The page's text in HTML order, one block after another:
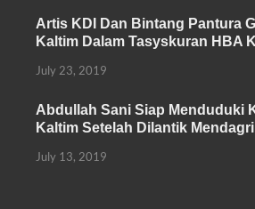
Artis KDI Dan Bintang Pantura
Kaltim Dalam Tasyskuran HBA
July 23, 2019
Abdullah Sani Siap Menduduki
Kaltim Setelah Dilantik
July 13, 2019